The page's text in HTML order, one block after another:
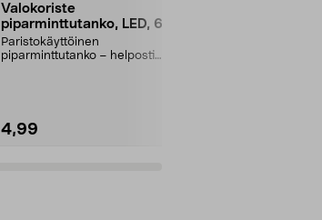
Valokoriste
piparminttutanko, LED, 67
cm, ulkokäyttöön
Paristokäyttöinen
piparminttutanko – helposti
4,99